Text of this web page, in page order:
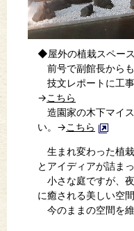
◆屋外の植栽スペース
前号で副館長からも
技文レポートに工事
→こちら
造園家の木下マイ
い。→こちら
生まれ変わった植
とアイディアが詰ま
小さな庭ですが、
に癒される美しい空間
今のままの空間を維